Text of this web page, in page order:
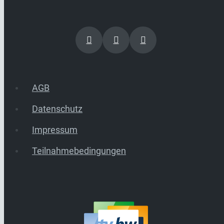
AGB
Datenschutz
Impressum
Teilnahmebedingungen